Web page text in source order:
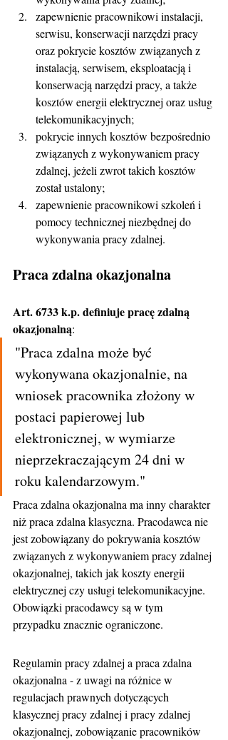
zapewnienie pracownikowi instalacji,
serwisu, konserwacji narzędzi pracy
oraz pokrycie kosztów związanych z
instalacją, serwisem, eksploatacją i
konserwacją narzędzi pracy, a także
kosztów energii elektrycznej oraz usług
telekomunikacyjnych;
pokrycie innych kosztów bezpośrednio
związanych z wykonywaniem pracy
zdalnej, jeżeli zwrot takich kosztów
został ustalony;
zapewnienie pracownikowi szkoleń i
pomocy technicznej niezbędnej do
wykonywania pracy zdalnej.
Praca zdalna okazjonalna
Art. 6733 k.p. definiuje pracę zdalną
okazjonalną:
"Praca zdalna może być
wykonywana okazjonalnie, na
wniosek pracownika złożony w
postaci papierowej lub
elektronicznej, w wymiarze
nieprzekraczającym 24 dni w
roku kalendarzowym."
Praca zdalna okazjonalna ma inny charakter
niż praca zdalna klasyczna. Pracodawca nie
jest zobowiązany do pokrywania kosztów
związanych z wykonywaniem pracy zdalnej
okazjonalnej, takich jak koszty energii
elektrycznej czy usługi telekomunikacyjne.
Obowiązki pracodawcy są w tym
przypadku znacznie ograniczone.
Regulamin pracy zdalnej a praca zdalna
okazjonalna - z uwagi na różnice w
regulacjach prawnych dotyczących
klasycznej pracy zdalnej i pracy zdalnej
okazjonalnej, zobowiązanie pracowników